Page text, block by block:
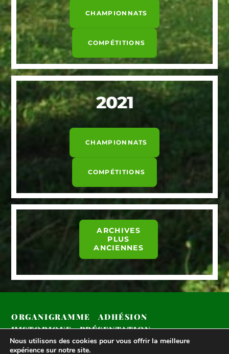
CHAMPIONNATS
COMPÉTITIONS
2021
CHAMPIONNATS
COMPÉTITIONS
ARCHIVES
PLUS
ANCIENNES
ORGANIGRAMME
ADHÉSION
HISTORIQUE
PRÉSENTATION
COMPÉTITIONS 2024
Nous utilisons des cookies pour vous offrir la meilleure
expérience sur notre site.